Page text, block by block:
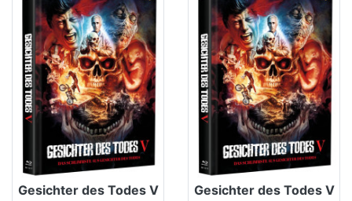
Gesichter des Todes V Gesichter des Todes V